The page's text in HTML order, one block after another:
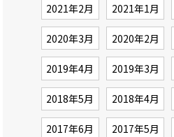
2021年2月 2021年1月
2020年3月 2020年2月
2019年4月 2019年3月
2018年5月 2018年4月
2017年6月 2017年5月